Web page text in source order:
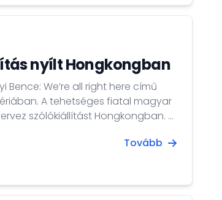
nyílt Hongkongban
Bence: We’re all right here című
A tehetséges fiatal magyar
szólókiállítást Hongkongban. A
Tovább